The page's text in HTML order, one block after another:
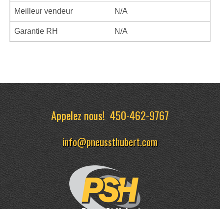
Meilleur vendeur N/A
Garantie RH N/A
Appelez nous!450-462-9767
info@pneussthubert.com